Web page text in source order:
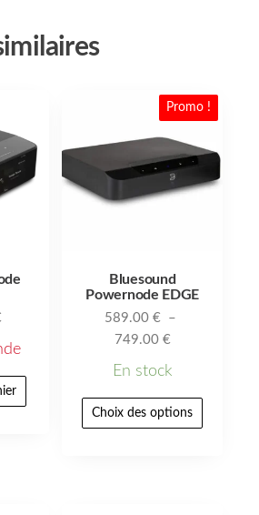
Promo !
Bluesound
Powernode EDGE
589.00€ –
749.00 €
En stock
Choix des options